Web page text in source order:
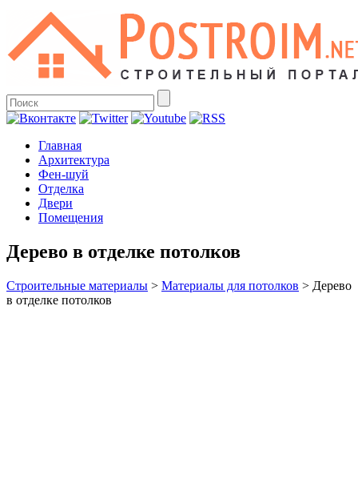
Главная
Архитектура
Фен-шуй
Отделка
Двери
Помещения
Дерево в отделке потолков
Строительные материалы > Материалы для потолков > Дерево
в отделке потолков